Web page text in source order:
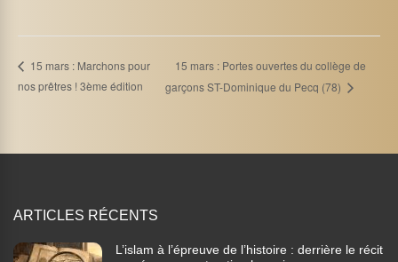
15 mars : Marchons pour
nos prêtres ! 3ème édition
15 mars : Portes ouvertes du collège de
garçons ST-Dominique du Pecq (78)
ARTICLES RÉCENTS
L’islam à l’épreuve de l’histoire : derrière le récit